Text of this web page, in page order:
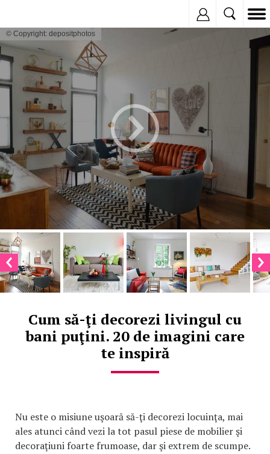
© Copyright: depositphotos
Cum să-ţi decorezi livingul cu
bani puţini. 20 de imagini care
te inspiră
Nu este o misiune uşoară să-ţi decorezi locuinţa, mai
ales atunci când vezi la tot pasul piese de mobilier şi
decoraţiuni foarte frumoase, dar şi extrem de scumpe.